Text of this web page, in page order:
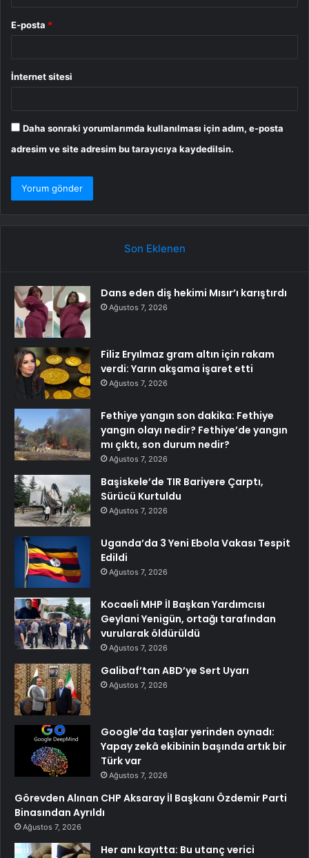
E-posta *
İnternet sitesi
Daha sonraki yorumlarımda kullanılması için adım, e-posta
adresim ve site adresim bu tarayıcıya kaydedilsin.
Son Eklenen
Dans eden diş hekimi Mısır’ı karıştırdı
Ağustos 7, 2026
Filiz Eryılmaz gram altın için rakam
verdi: Yarın akşama işaret etti
Ağustos 7, 2026
Fethiye yangın son dakika: Fethiye
yangın olayı nedir? Fethiye’de yangın
mı çıktı, son durum nedir?
Ağustos 7, 2026
Başiskele’de TIR Bariyere Çarptı,
Sürücü Kurtuldu
Ağustos 7, 2026
Uganda’da 3 Yeni Ebola Vakası Tespit
Edildi
Ağustos 7, 2026
Kocaeli MHP İl Başkan Yardımcısı
Geylani Yenigün, ortağı tarafından
vurularak öldürüldü
Ağustos 7, 2026
Galibaf’tan ABD’ye Sert Uyarı
Ağustos 7, 2026
Google’da taşlar yerinden oynadı:
Yapay zekâ ekibinin başında artık bir
Türk var
Ağustos 7, 2026
Görevden Alınan CHP Aksaray İl Başkanı Özdemir Parti
Binasından Ayrıldı
Ağustos 7, 2026
Her anı kayıtta: Bu utanç verici